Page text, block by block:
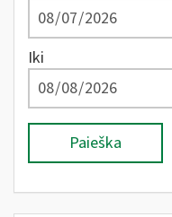
Iki
Paieška